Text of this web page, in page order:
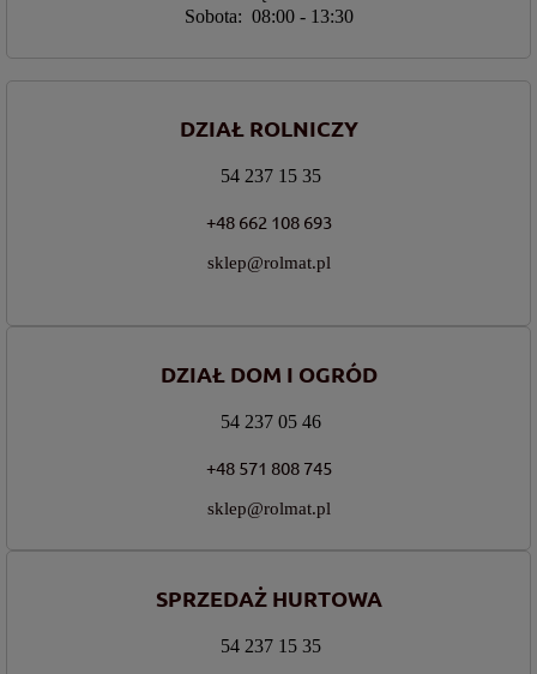
Sobota: 08:00 - 13:30
DZIAŁ ROLNICZY
54 237 15 35
+48 662 108 693
sklep@rolmat.pl
DZIAŁ DOM I OGRÓD
54 237 05 46
+48 571 808 745
sklep@rolmat.pl
SPRZEDAŻ HURTOWA
54 237 15 35